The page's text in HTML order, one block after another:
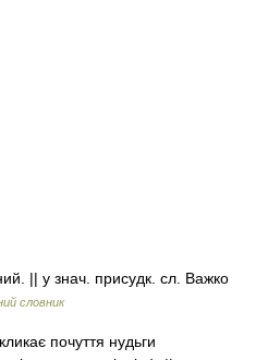
|| у знач. присудк. сл. Важко
словник
почуття нудьги